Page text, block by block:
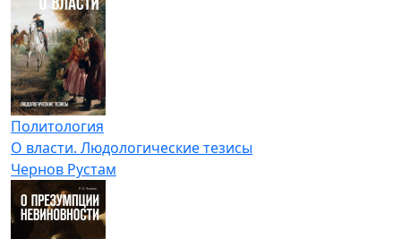
Политология
О власти. Людологические тезисы
Чернов Рустам